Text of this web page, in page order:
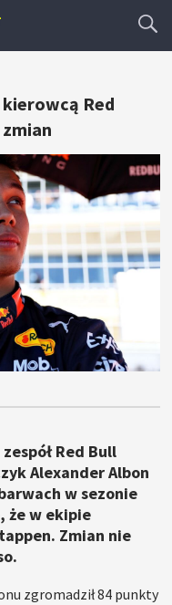
Red
Red Bull
Alexander Albon
w sezonie
że w ekipie
Zmian nie
zgromadził 84 punkty